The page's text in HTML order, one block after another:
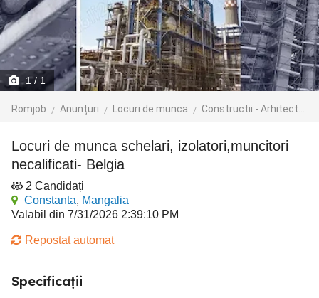
1/ 1
Romjob Anunțuri Locuri de munca Constructii - Arhitectura - Design
Locuri de munca schelari, izolatori,muncitori
necalificati- Belgia
2 Candidați
Constanta, Mangalia
Valabil din 7/31/2026 2:39:10 PM
Repostat automat
Specificații